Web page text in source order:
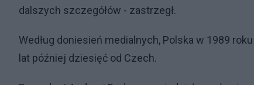
dalszych szczegółów - zastrzegł.
Według doniesień medialnych, Polska w 1989
lat później dziesięć od Czech.